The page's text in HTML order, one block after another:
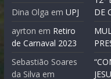
Dina Olga em UPJ
ayrton em Retiro
de Carnaval 2023
Sebastião Soares
da Silva em
DE